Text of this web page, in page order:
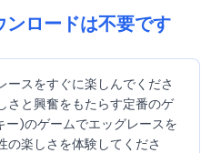
ロードは不要です
ースをすぐに楽しんでくださ
さと興奮をもたらす定番のゲ
)のゲームでエッグレースを
の楽しさを体験してくださ